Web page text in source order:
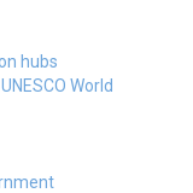
hubs
World